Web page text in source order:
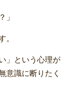
」
。
」という心理が
意識に断りたく